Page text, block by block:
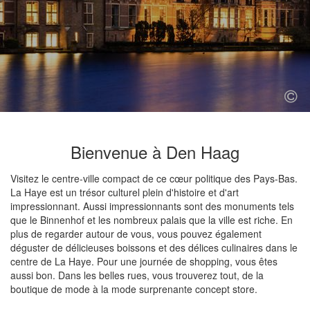
Bienvenue à Den Haag
Visitez le centre-ville compact de ce cœur politique des Pays-Bas.
La Haye est un trésor culturel plein d'histoire et d'art
impressionnant. Aussi impressionnants sont des monuments tels
que le Binnenhof et les nombreux palais que la ville est riche. En
plus de regarder autour de vous, vous pouvez également
déguster de délicieuses boissons et des délices culinaires dans le
centre de La Haye. Pour une journée de shopping, vous êtes
aussi bon. Dans les belles rues, vous trouverez tout, de la
boutique de mode à la mode surprenante concept store.